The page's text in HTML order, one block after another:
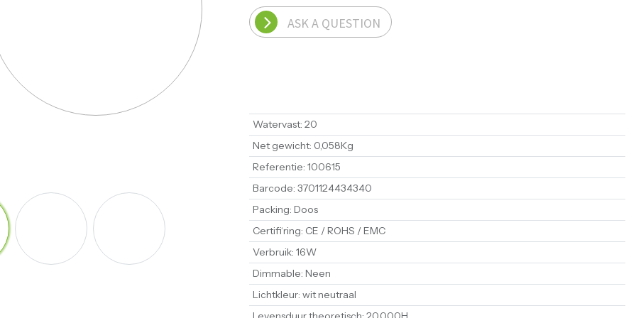
ASK A QUESTION
Watervast: 20
Net gewicht: 0,058Kg
Referentie: 100615
Barcode: 3701124434340
Packing: Doos
Certifi‘ring: CE / ROHS / EMC
Verbruik: 16W
Dimmable: Neen
Lichtkleur: wit neutraal